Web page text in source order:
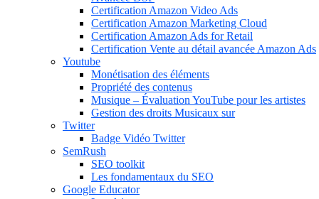
Certification Amazon Video Ads
Certification Amazon Marketing Cloud
Certification Amazon Ads for Retail
Certification Vente au détail avancée Amazon Ads
Youtube
Monétisation des éléments
Propriété des contenus
Musique – Évaluation YouTube pour les artistes
Gestion des droits Musicaux sur
Twitter
Badge Vidéo Twitter
SemRush
SEO toolkit
Les fondamentaux du SEO
Google Educator